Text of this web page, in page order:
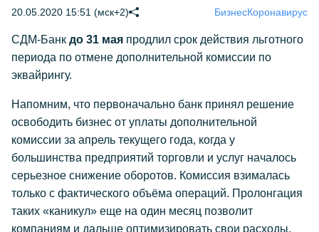
20.05.2020 15:51 (мск+2) БизнесКоронавирус
СДМ-Банк до 31 мая продлил срок действия льготного
периода по отмене дополнительной комиссии по
эквайрингу.
Напомним, что первоначально банк принял решение
освободить бизнес от уплаты дополнительной
комиссии за апрель текущего года, когда у
большинства предприятий торговли и услуг началось
серьезное снижение оборотов. Комиссия взималась
только с фактического объёма операций. Пролонгация
таких «каникул» еще на один месяц позволит
компаниям и дальше оптимизировать свои расходы.